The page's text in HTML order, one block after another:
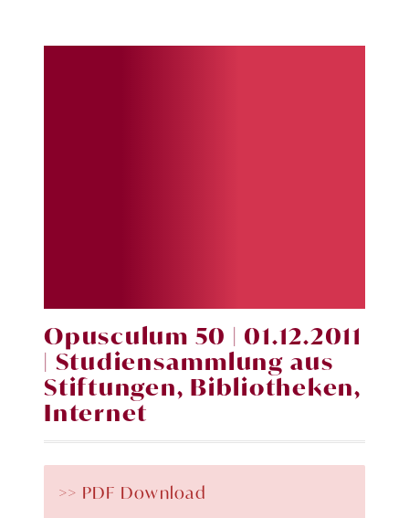
Opusculum 50 | 01.12.2011
| Studiensammlung aus
Stiftungen, Bibliotheken,
Internet
>> PDF Download